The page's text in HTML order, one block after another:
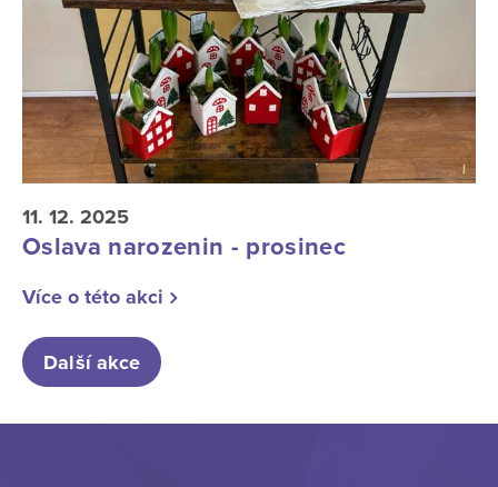
11. 12. 2025
Oslava narozenin - prosinec
Více o této akci
Další akce